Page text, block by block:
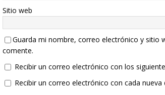
Sitio web
Guarda mi nombre, correo electrónico y sitio
comente.
Recibir un correo electrónico con los
Recibir un correo electrónico con cada nueva